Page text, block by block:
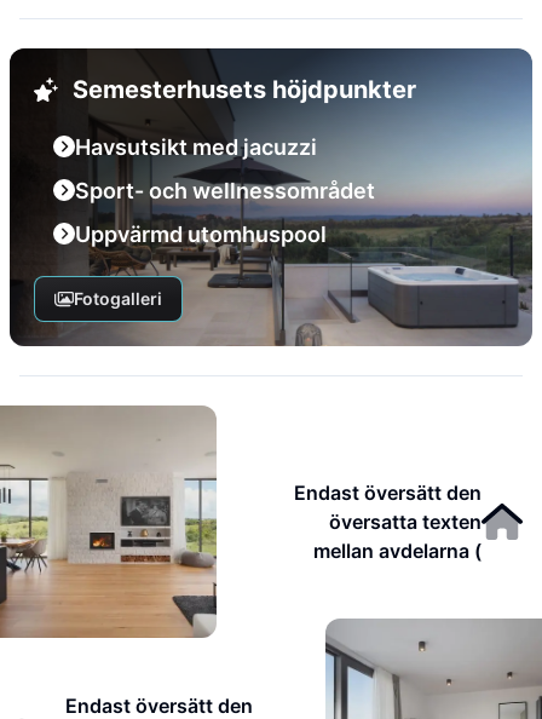
Semesterhusets höjdpunkter
Havsutsikt med jacuzzi
Sport- och wellnessområdet
Uppvärmd utomhuspool
Fotogalleri
Endast översätt den
översatta texten
mellan avdelarna (
Endast översätt den